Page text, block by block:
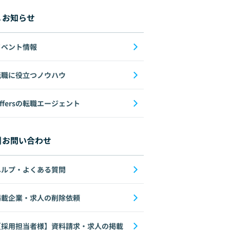
お知らせ
ント情報
に役立つノウハウ
の転職エージェント
お問い合わせ
プ・よくある質問
企業・求人の削除依頼
用担当者様】資料請求・求人の掲載